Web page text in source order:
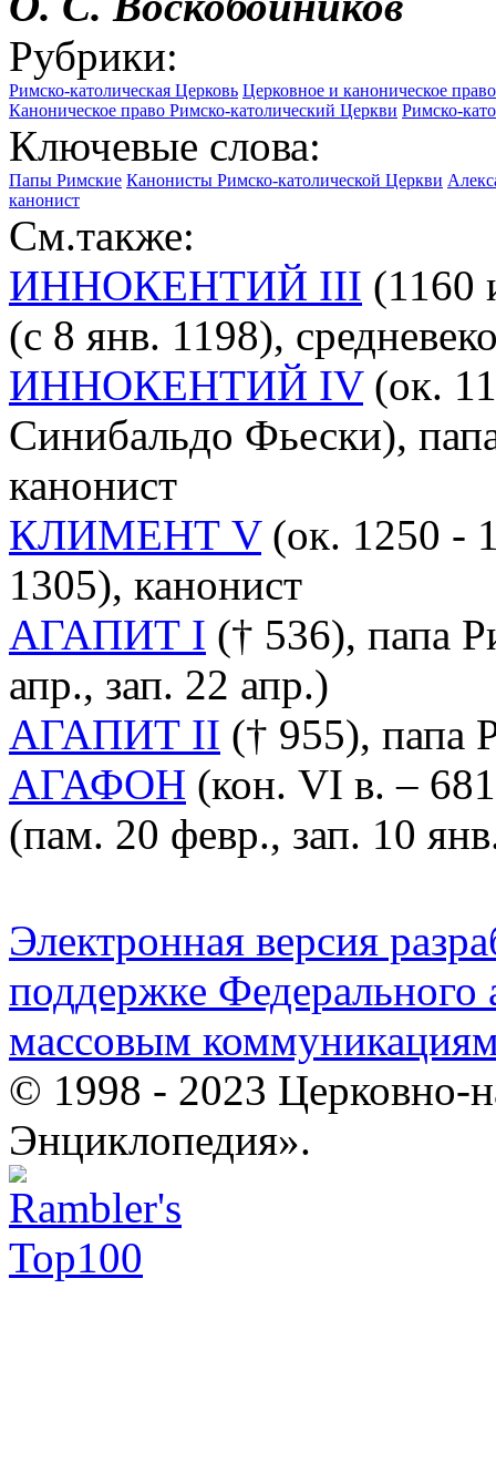
Рубрики:
Римско-католическая Церковь Церковное и каноническое
Каноническое право Римско-католический Церкви Римско-
Ключевые слова:
Папы Римские Канонисты Римско-католической Церкви
канонист
См.также:
ИННОКЕНТИЙ III (1160
(c 8 янв. 1198),
ИННОКЕНТИЙ IV(ок.
Синибальдо Фьески),
канонист
КЛИМЕНТ V(ок. 1250 -
1305), канонист
АГАПИТ I († 536), папа
апр., зап. 22 апр.)
АГАПИТ II († 955), папа
АГАФОН (кон. VI в. –
(пам. 20 февр., зап. 10
Электронная версия
поддержке Федерального
массовым
© 1998 - 2023 Церковно-
Энциклопедия».